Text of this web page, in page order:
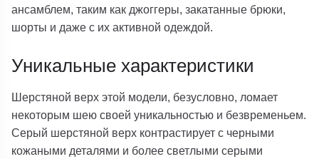
ансамблем, таким как джоггеры, закатанные брюки,
шорты и даже с их активной одеждой.
Уникальные характеристики
Шерстяной верх этой модели, безусловно, ломает
некоторым шею своей уникальностью и безвременьем.
Серый шерстяной верх контрастирует с черными
кожаными деталями и более светлыми серыми